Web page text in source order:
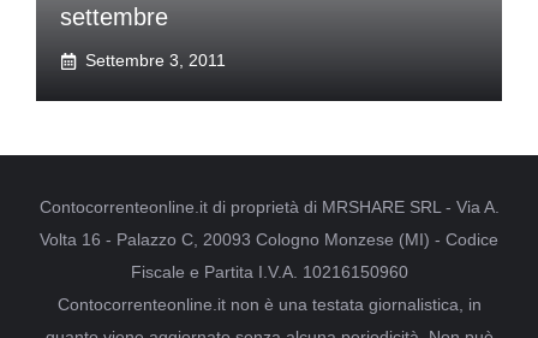
settembre
Settembre 3, 2011
Contocorrenteonline.it di proprietà di MRSHARE SRL - Via A.
Volta 16 - Palazzo C, 20093 Cologno Monzese (MI) - Codice
Fiscale e Partita I.V.A. 10216150960
Contocorrenteonline.it non è una testata giornalistica, in